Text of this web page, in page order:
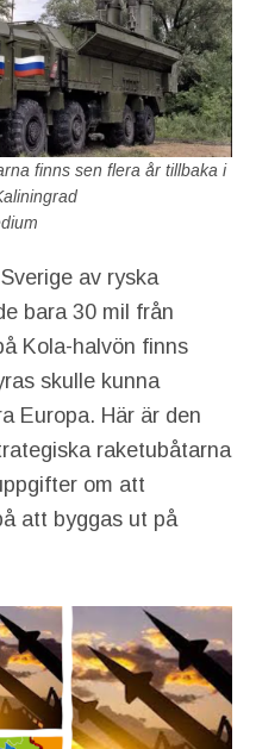
finns sen flera år tillbaka i
av ryska
bara 30 mil från
Kola-halvön finns
skulle kunna
Europa. Här är den
raketubåtarna
om att
att byggas ut på